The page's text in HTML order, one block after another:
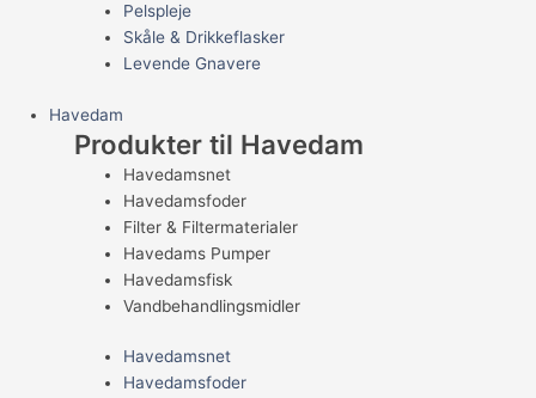
Pelspleje
Skåle & Drikkeflasker
Levende Gnavere
Havedam
Produkter til Havedam
Havedamsnet
Havedamsfoder
Filter & Filtermaterialer
Havedams Pumper
Havedamsfisk
Vandbehandlingsmidler
Havedamsnet
Havedamsfoder